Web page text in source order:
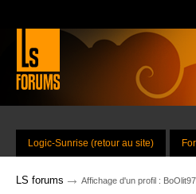
Logic-Sunrise (retour au site)
LS forums → Affichage d'un profil :